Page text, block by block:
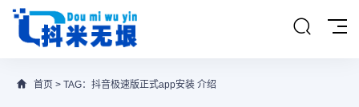
首页 > TAG：抖音极速版正式app安装 介绍